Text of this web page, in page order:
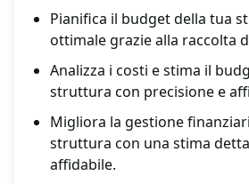
Pianifica il budget della tua
ottimale grazie alla raccolta
Analizza i costi e stima il
struttura con precisione e
Migliora la gestione
struttura con una stima
affidabile.